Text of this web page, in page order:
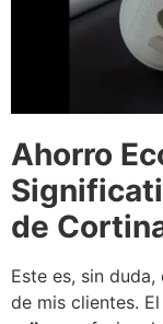
Ahorro
de
Este es, sin
de mis clientes.